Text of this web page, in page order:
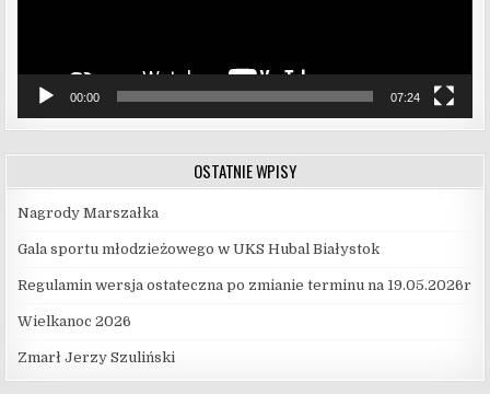
00:00 07:24
OSTATNIE WPISY
Nagrody Marszałka
Gala sportu młodzieżowego w UKS Hubal Białystok
Regulamin wersja ostateczna po zmianie terminu na 19.05.2026r
Wielkanoc 2026
Zmarł Jerzy Szuliński